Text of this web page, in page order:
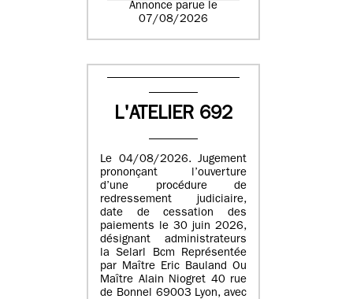
Annonce parue le
07/08/2026
L'ATELIER 692
Le 04/08/2026. Jugement
prononçant l’ouverture
d’une procédure de
redressement judiciaire,
date de cessation des
paiements le 30 juin 2026,
désignant administrateurs
la Selarl Bcm Représentée
par Maître Eric Bauland Ou
Maître Alain Niogret 40 rue
de Bonnel 69003 Lyon, avec